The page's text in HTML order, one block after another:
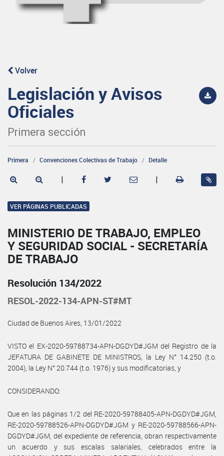
Volver
Legislación y Avisos
Oficiales
Primera sección
Primera Convenciones Colectivas de Trabajo Detalle
| |
VER PÁGINAS PUBLICADAS
MINISTERIO DE TRABAJO, EMPLEO
Y SEGURIDAD SOCIAL - SECRETARÍA
DE TRABAJO
Resolución 134/2022
RESOL-2022-134-APN-ST#MT
Ciudad de Buenos Aires, 13/01/2022
VISTO el EX-2020-59788734-APN-DGDYD#JGM del Registro de la
JEFATURA DE GABINETE DE MINISTROS, la Ley N° 14.250 (t.o.
2004), la Ley N° 20.744 (t.o. 1976) y sus modificatorias, y
CONSIDERANDO:
Que en las páginas 1/2 del RE-2020-59788405-APN-DGDYD#JGM,
RE-2020-59788526-APN-DGDYD#JGM y RE-2020-59788566-APN-
DGDYD#JGM, del expediente de referencia, obran respectivamente
un acuerdo y sus escalas salariales, celebrados entre la